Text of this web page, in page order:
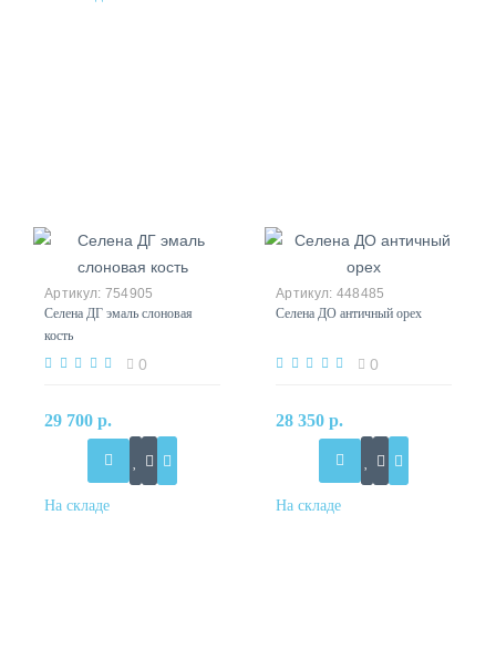
754905
Селена ДГ эмаль слоновая
кость
0
29 700 р.
448485
Селена ДО античный орех
0
28 350 р.